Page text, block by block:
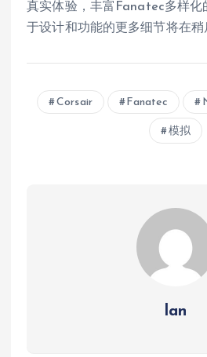
真实体验，丰富Fanatec多样化
于设计和功能的更多细节将在稍
Corsair Fanatec
模拟
lan